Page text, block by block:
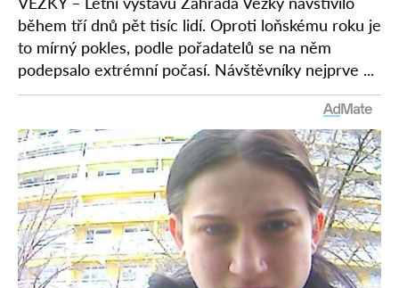
během tří dnů pět tisíc lidí. Oproti loňskému roku je
to mírný pokles, podle pořadatelů se na něm
podepsalo extrémní počasí. Návštěvníky nejprve ...